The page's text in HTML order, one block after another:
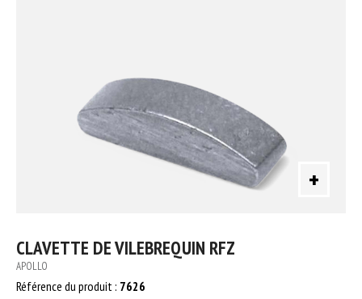
+
CLAVETTE DE VILEBREQUIN RFZ
APOLLO
Référence du produit : 7626